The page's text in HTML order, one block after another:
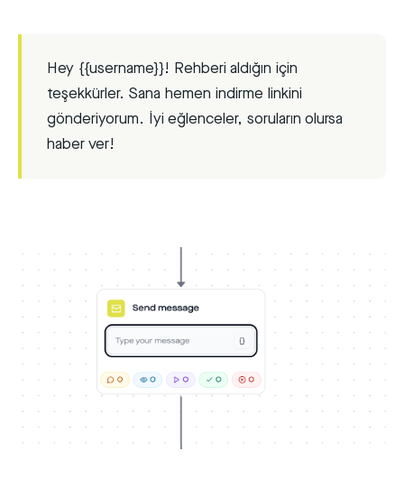
Hey {{username}}! Rehberi aldığın için
teşekkürler. Sana hemen indirme linkini
gönderiyorum. İyi eğlenceler, soruların olursa
haber ver!